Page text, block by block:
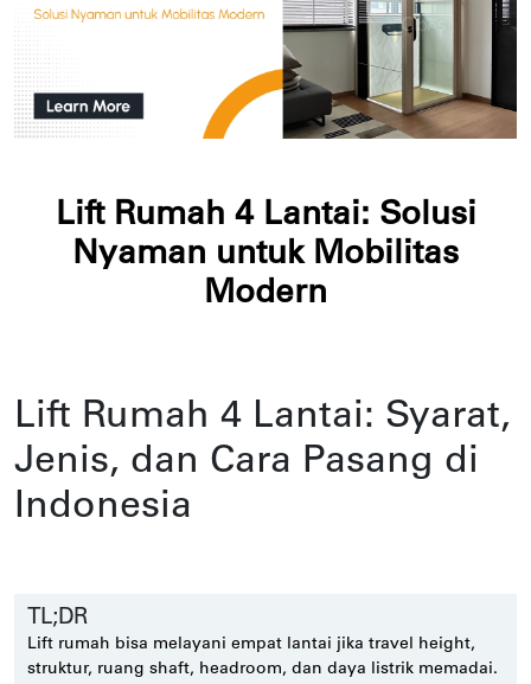
Lift Rumah 4 Lantai: Solusi
Nyaman untuk Mobilitas
Modern
Lift Rumah 4 Lantai: Syarat,
Jenis, dan Cara Pasang di
Indonesia
TL;DR
Lift rumah bisa melayani empat lantai jika travel height,
struktur, ruang shaft, headroom, dan daya listrik memadai.